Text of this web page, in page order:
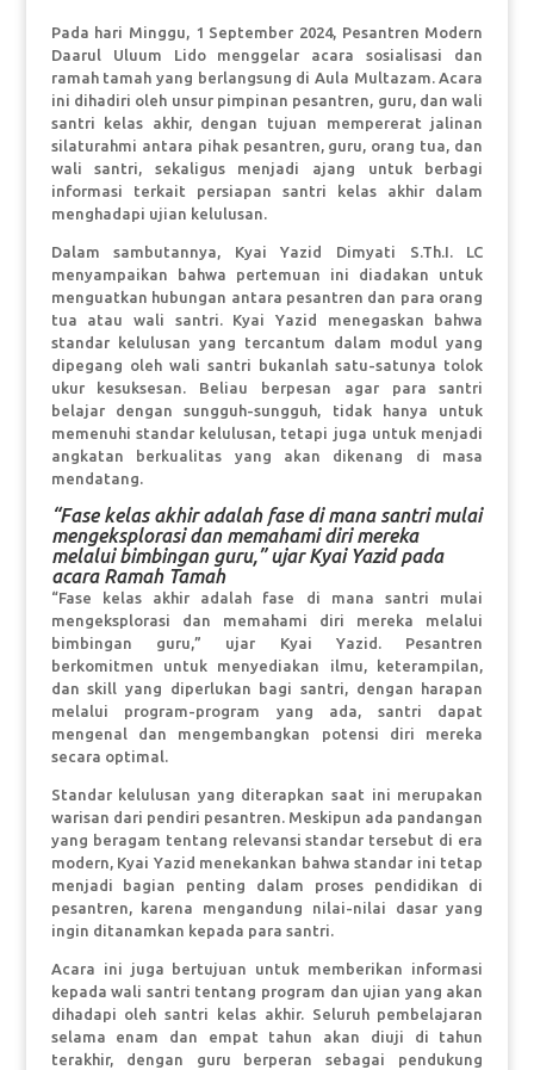
Pada hari Minggu, 1 September 2024, Pesantren Modern
Daarul Uluum Lido menggelar acara sosialisasi dan
ramah tamah yang berlangsung di Aula Multazam. Acara
ini dihadiri oleh unsur pimpinan pesantren, guru, dan wali
santri kelas akhir, dengan tujuan mempererat jalinan
silaturahmi antara pihak pesantren, guru, orang tua, dan
wali santri, sekaligus menjadi ajang untuk berbagi
informasi terkait persiapan santri kelas akhir dalam
menghadapi ujian kelulusan.
Dalam sambutannya, Kyai Yazid Dimyati S.Th.I. LC
menyampaikan bahwa pertemuan ini diadakan untuk
menguatkan hubungan antara pesantren dan para orang
tua atau wali santri. Kyai Yazid menegaskan bahwa
standar kelulusan yang tercantum dalam modul yang
dipegang oleh wali santri bukanlah satu-satunya tolok
ukur kesuksesan. Beliau berpesan agar para santri
belajar dengan sungguh-sungguh, tidak hanya untuk
memenuhi standar kelulusan, tetapi juga untuk menjadi
angkatan berkualitas yang akan dikenang di masa
mendatang.
“Fase kelas akhir adalah fase di mana santri mulai
mengeksplorasi dan memahami diri mereka
melalui bimbingan guru,” ujar Kyai Yazid pada
acara Ramah Tamah
“Fase kelas akhir adalah fase di mana santri mulai
mengeksplorasi dan memahami diri mereka melalui
bimbingan guru,” ujar Kyai Yazid. Pesantren
berkomitmen untuk menyediakan ilmu, keterampilan,
dan skill yang diperlukan bagi santri, dengan harapan
melalui program-program yang ada, santri dapat
mengenal dan mengembangkan potensi diri mereka
secara optimal.
Standar kelulusan yang diterapkan saat ini merupakan
warisan dari pendiri pesantren. Meskipun ada pandangan
yang beragam tentang relevansi standar tersebut di era
modern, Kyai Yazid menekankan bahwa standar ini tetap
menjadi bagian penting dalam proses pendidikan di
pesantren, karena mengandung nilai-nilai dasar yang
ingin ditanamkan kepada para santri.
Acara ini juga bertujuan untuk memberikan informasi
kepada wali santri tentang program dan ujian yang akan
dihadapi oleh santri kelas akhir. Seluruh pembelajaran
selama enam dan empat tahun akan diuji di tahun
terakhir, dengan guru berperan sebagai pendukung